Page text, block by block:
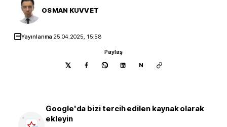
OSMAN KUVVET
Yayınlanma 25.04.2025, 15:58
Paylaş
N
Google'da bizi tercih edilen kaynak olarak
ekleyin